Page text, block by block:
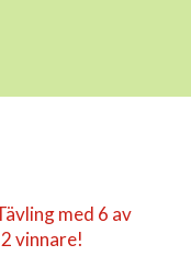
med 6 av
vinnare!